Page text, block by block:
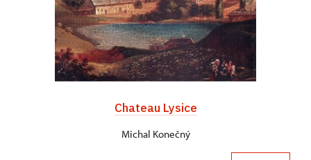
Chateau Lysice
Michal Konečný